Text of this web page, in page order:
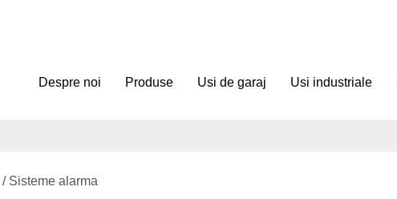
Despre noi Produse Usi de garaj Usi industriale
/ Sisteme alarma